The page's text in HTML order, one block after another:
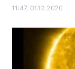
11:47, 01.12.2020